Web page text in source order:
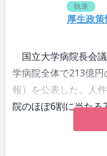
執筆
厚生政
国立大学病院長会
学病院全体で213億
報）を公表した。人
院のほぼ6割に当たる